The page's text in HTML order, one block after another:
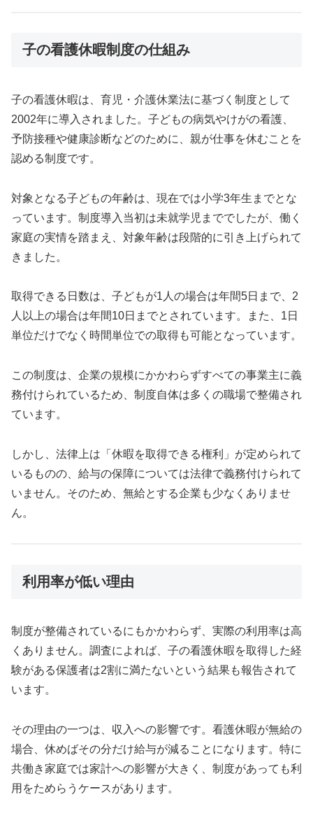
子の看護休暇制度の仕組み
子の看護休暇は、育児・介護休業法に基づく制度として
2002年に導入されました。子どもの病気やけがの看護、
予防接種や健康診断などのために、親が仕事を休むことを
認める制度です。
対象となる子どもの年齢は、現在では小学3年生までとな
っています。制度導入当初は未就学児まででしたが、働く
家庭の実情を踏まえ、対象年齢は段階的に引き上げられて
きました。
取得できる日数は、子どもが1人の場合は年間5日まで、2
人以上の場合は年間10日までとされています。また、1日
単位だけでなく時間単位での取得も可能となっています。
この制度は、企業の規模にかかわらずすべての事業主に義
務付けられているため、制度自体は多くの職場で整備され
ています。
しかし、法律上は「休暇を取得できる権利」が定められて
いるものの、給与の保障については法律で義務付けられて
いません。そのため、無給とする企業も少なくありませ
ん。
利用率が低い理由
制度が整備されているにもかかわらず、実際の利用率は高
くありません。調査によれば、子の看護休暇を取得した経
験がある保護者は2割に満たないという結果も報告されて
います。
その理由の一つは、収入への影響です。看護休暇が無給の
場合、休めばその分だけ給与が減ることになります。特に
共働き家庭では家計への影響が大きく、制度があっても利
用をためらうケースがあります。